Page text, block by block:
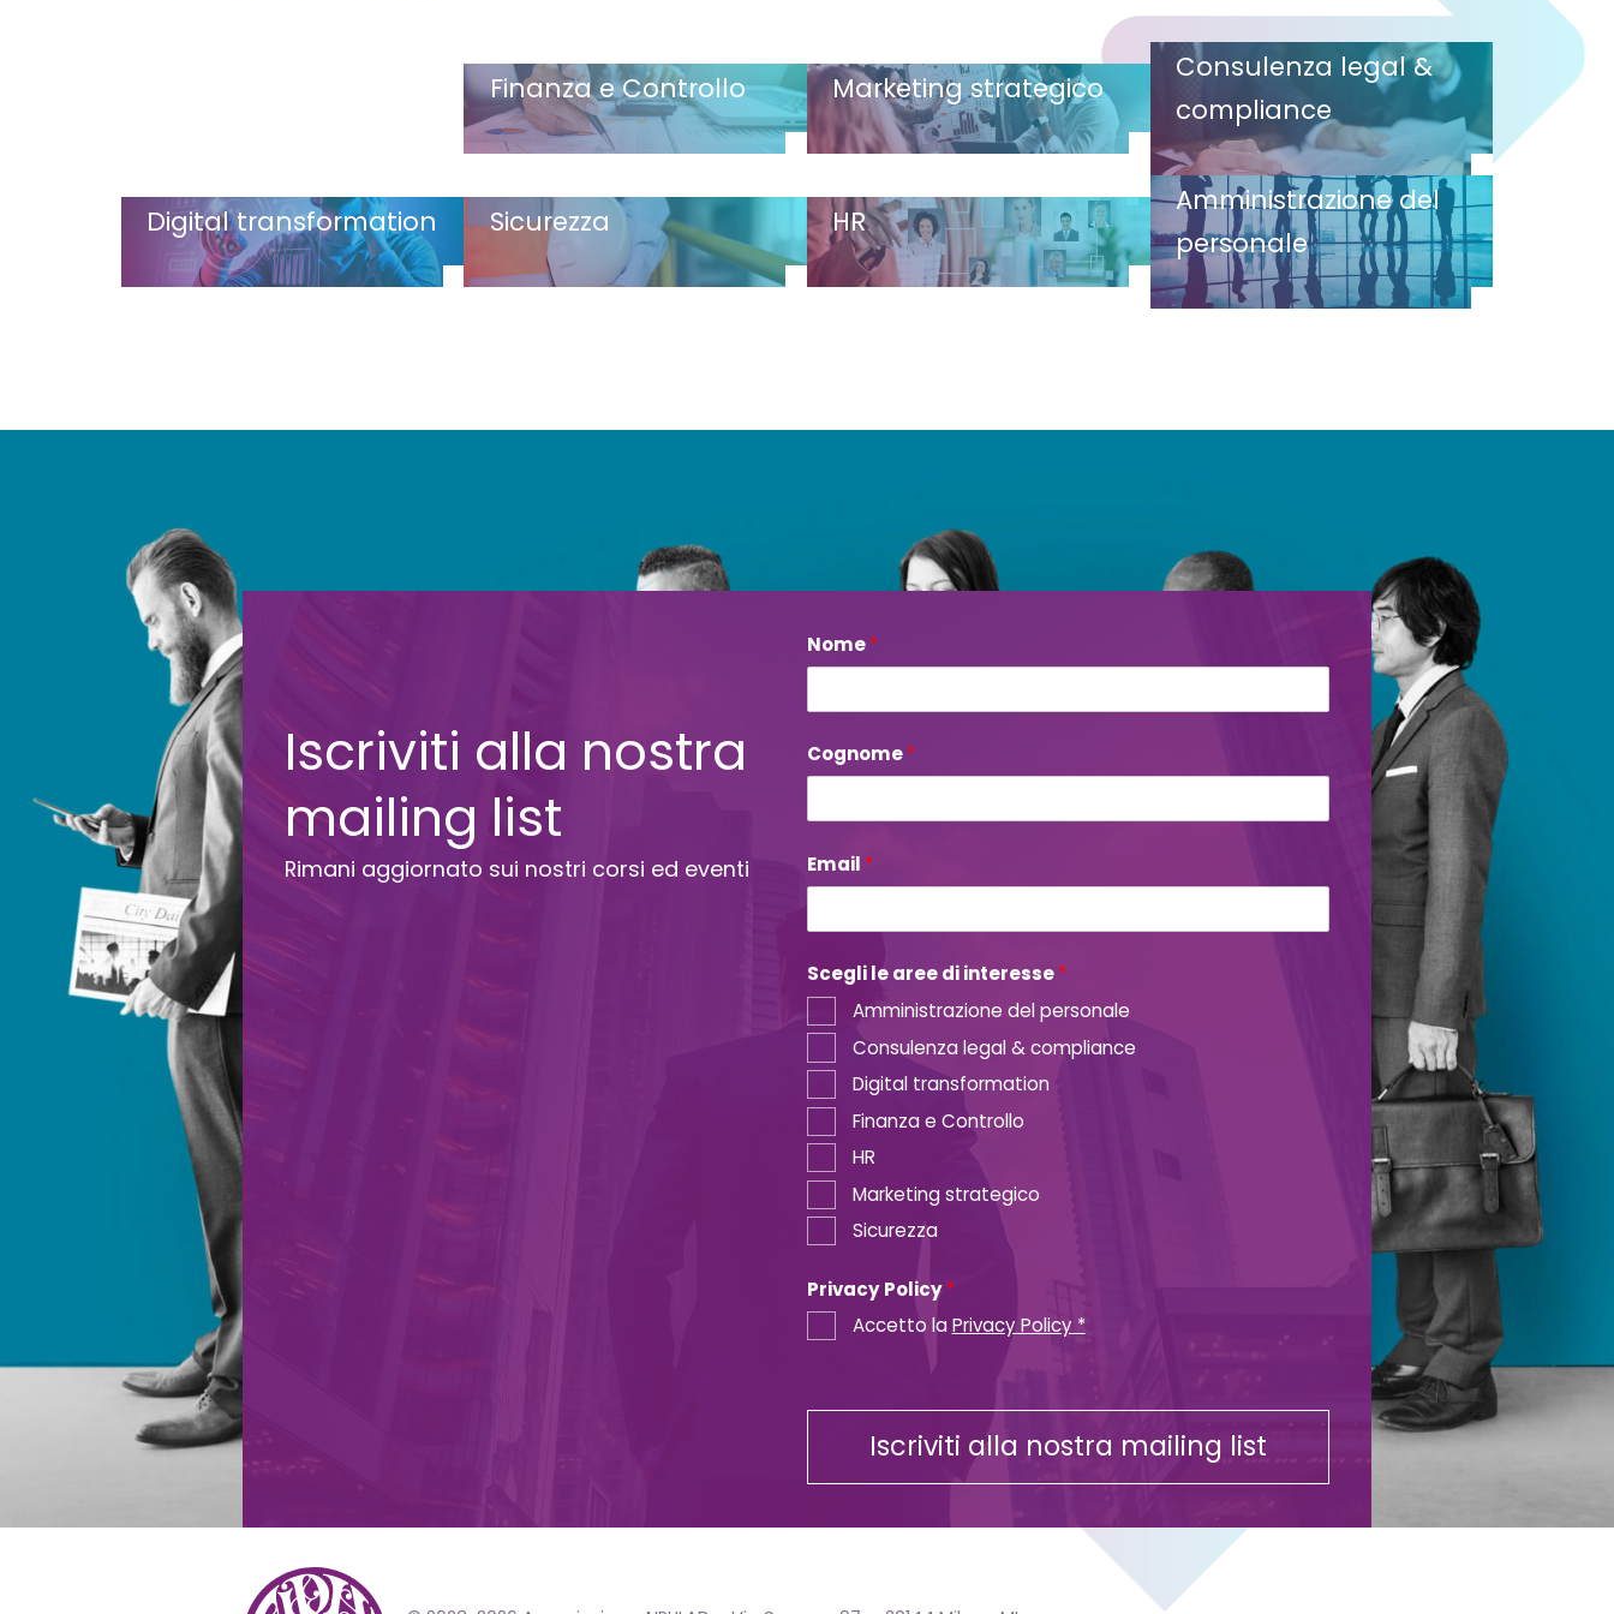
Finanza e Controllo Marketing strategico
Consulenza legal &
compliance
Digital transformation Sicurezza HR
Amministrazione del
personale
Iscriviti alla nostra
mailing list
Rimani aggiornato sui nostri corsi ed eventi
Nome*
Cognome*
Email *
P
r
v
c
y
P
l
i
y
Scegli le aree di interesse*
Amministrazione del personale
Consulenza legal & compliance
Digital transformation
Finanza e Controllo
HR
Marketing strategico
Sicurezza
Privacy Policy*
Accetto laPrivacy Policy *
Iscriviti alla nostra mailing list